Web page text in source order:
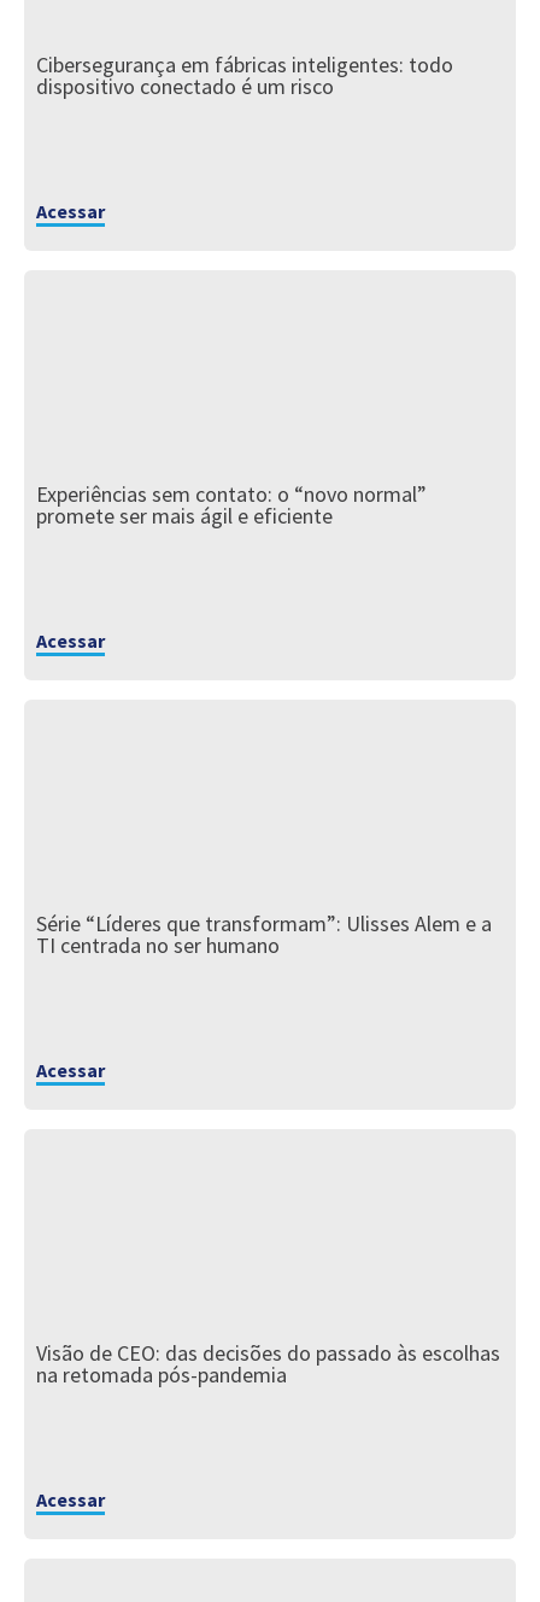
Cibersegurança em fábricas inteligentes: todo
dispositivo conectado é um risco
Acessar
Experiências sem contato: o “novo normal”
promete ser mais ágil e eficiente
Acessar
Série “Líderes que transformam”: Ulisses Alem e a
TI centrada no ser humano
Acessar
Visão de CEO: das decisões do passado às escolhas
na retomada pós-pandemia
Acessar